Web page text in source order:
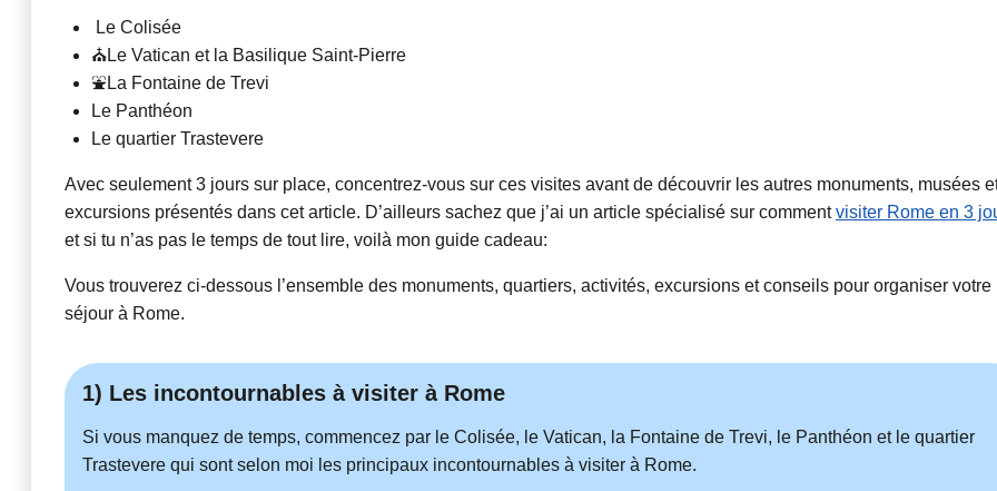
️️ Le Colisée
⛪Le Vatican et la Basilique Saint-Pierre
⛲La Fontaine de Trevi
️️Le Panthéon
Le quartier Trastevere
Avec seulement 3 jours sur place, concentrez-vous sur ces visites avant de découvrir les autres monuments, musées
excursions présentés dans cet article. D’ailleurs sachez que j’ai un article spécialisé sur commentvisiter Rome en 3
et si tu n’as pas le temps de tout lire, voilà mon guide cadeau:
Vous trouverez ci-dessous l’ensemble des monuments, quartiers, activités, excursions et conseils pour organiser votre
séjour à Rome.
1) Les incontournables à visiter à Rome
Si vous manquez de temps, commencez par le Colisée, le Vatican, la Fontaine de Trevi, le Panthéon et le quartier
Trastevere qui sont selon moi les principaux incontournables à visiter à Rome.